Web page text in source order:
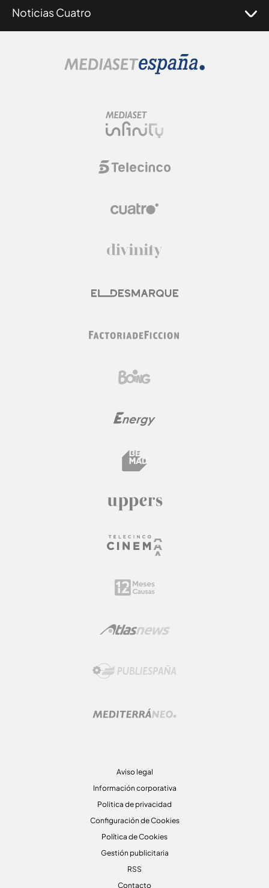
Noticias Cuatro
Aviso legal
Información corporativa
Politica de privacidad
Configuración de Cookies
Política de Cookies
Gestión publicitaria
RSS
Contacto